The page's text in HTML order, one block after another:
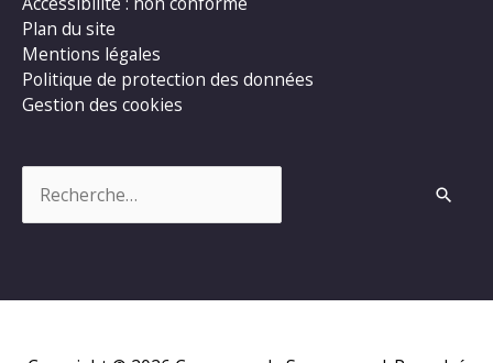
Plan du site
Mentions légales
Politique de protection des données
Gestion des cookies